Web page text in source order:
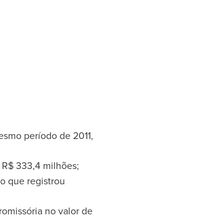
período de 2011,
333,4 milhões;
que registrou
no valor de